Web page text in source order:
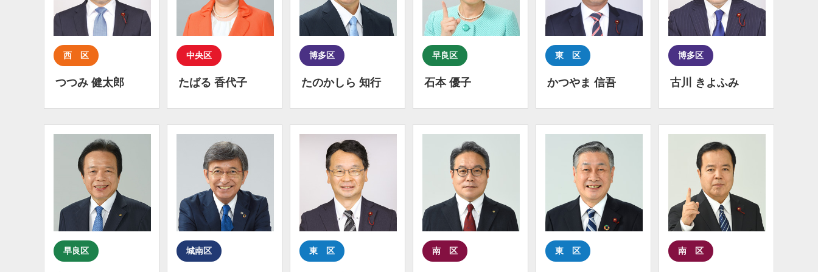
西 区
つつみ 健太郎
中央区
たばる 香代子
博多区
たのかしら 知行
早良区
石本 優子
東 区
かつやま 信吾
博多区
古川 きよふみ
早良区 城南区 東 区 南 区 東 区 南 区